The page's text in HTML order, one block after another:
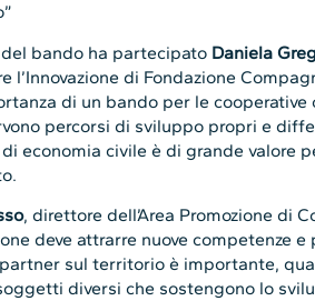
bando ha partecipato Daniela
l’Innovazione di Fondazione
di un bando per le cooperative
percorsi di sviluppo propri e
economia civile è di grande valore
, direttore dell’Area Promozione di
deve attrarre nuove competenze
sul territorio è importante,
diversi che sostengono lo